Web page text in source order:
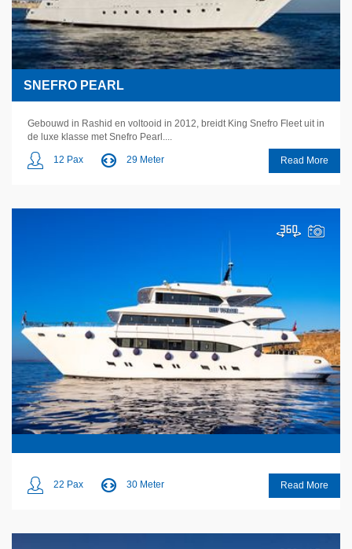
SNEFRO PEARL
Gebouwd in Rashid en voltooid in 2012, breidt King Snefro Fleet uit in
de luxe klasse met Snefro Pearl....
12 Pax 29 Meter Read More
22 Pax 30 Meter Read More